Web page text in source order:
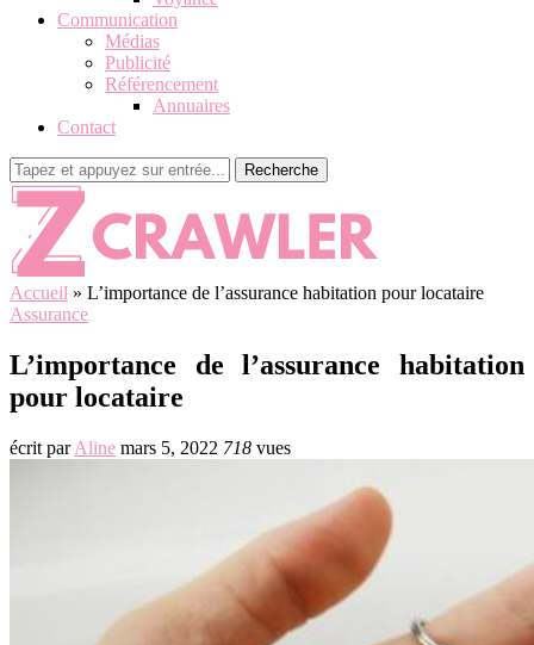
Communication
Médias
Publicité
Référencement
Annuaires
Contact
Recherche
Accueil » L’importance de l’assurance habitation pour locataire
Assurance
L’importance de l’assurance habitation
pour locataire
écrit parAline mars 5, 2022 718 vues